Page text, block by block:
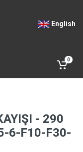
English
0
- 290
6-F10-F30-